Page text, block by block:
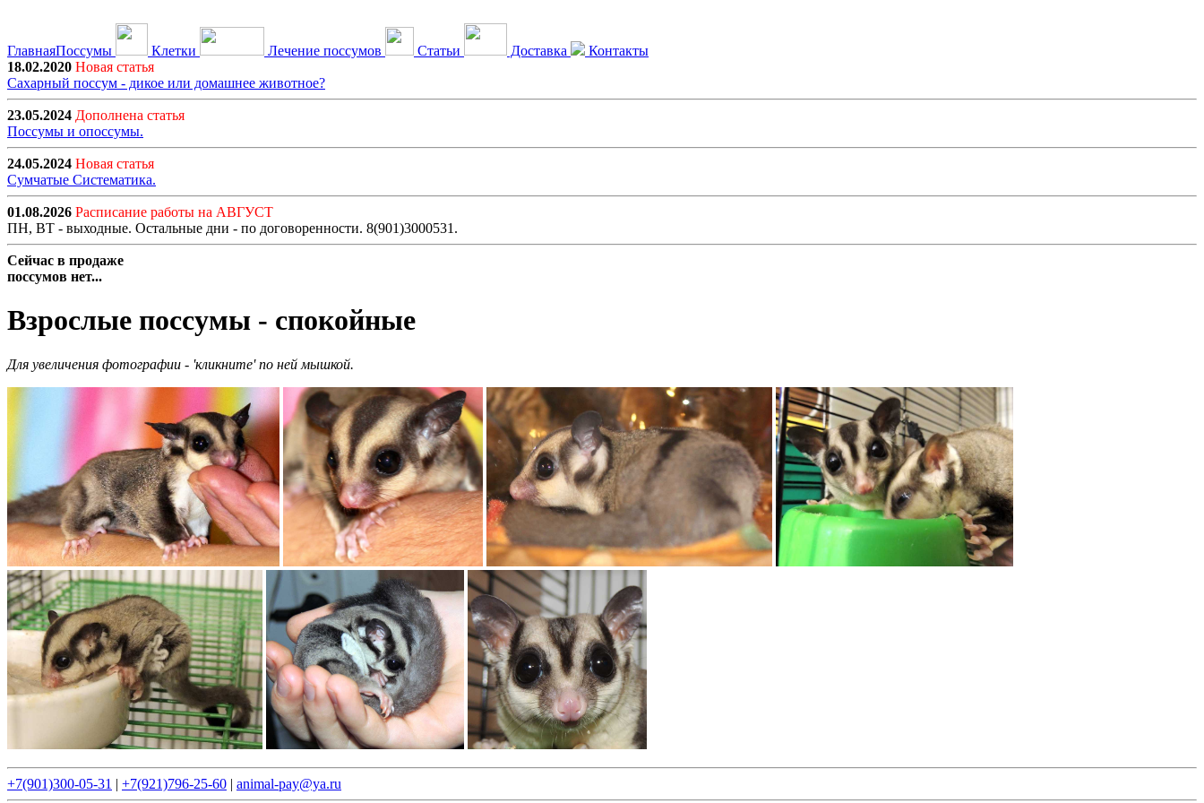
ГлавнаяПоссумы Клетки Лечение поссумов Статьи Доставка
Контакты
18.02.2020 Новая статья
Сахарный поссум - дикое или домашнее животное?
23.05.2024 Дополнена статья
Поссумы и опоссумы.
24.05.2024 Новая статья
Сумчатые Систематика.
01.08.2026 Расписание работы на АВГУСТ
ПН, ВТ - выходные. Остальные дни - по договоренности. 8(901)3000531.
Сейчас в продаже
поссумов нет...
Взрослые поссумы - спокойные
Для увеличения фотографии - 'кликните' по ней мышкой.
+7(901)300-05-31 | +7(921)796-25-60 | animal-pay@ya.ru